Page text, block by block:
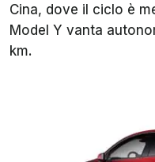
Cina, dove il ciclo è
Model Y vanta
km.